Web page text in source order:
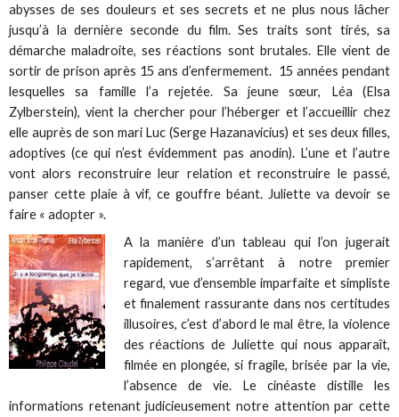
abysses de ses douleurs et ses secrets et ne plus nous lâcher
jusqu’à la dernière seconde du film. Ses traits sont tirés, sa
démarche maladroite, ses réactions sont brutales. Elle vient de
sortir de prison après 15 ans d’enfermement. 15 années pendant
lesquelles sa famille l’a rejetée. Sa jeune sœur, Léa (Elsa
Zylberstein), vient la chercher pour l’héberger et l’accueillir chez
elle auprès de son mari Luc (Serge Hazanavicius) et ses deux filles,
adoptives (ce qui n’est évidemment pas anodin). L’une et l’autre
vont alors reconstruire leur relation et reconstruire le passé,
panser cette plaie à vif, ce gouffre béant. Juliette va devoir se
faire « adopter ».
A la manière d’un tableau qui l’on jugerait
rapidement, s’arrêtant à notre premier
regard, vue d’ensemble imparfaite et simpliste
et finalement rassurante dans nos certitudes
illusoires, c’est d’abord le mal être, la violence
des réactions de Juliette qui nous apparaît,
filmée en plongée, si fragile, brisée par la vie,
l’absence de vie. Le cinéaste distille les
informations retenant judicieusement notre attention par cette